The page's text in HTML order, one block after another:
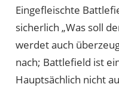
Eingefleischte
sicherlich „Was soll
werdet auch
nach; Battlefield ist
Hauptsächlich nicht